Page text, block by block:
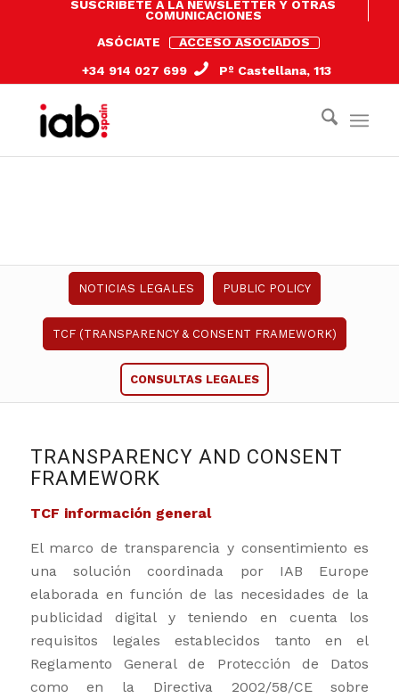
SUSCRÍBETE A LA NEWSLETTER Y OTRAS
COMUNICACIONES
ASÓCIATE
ACCESO ASOCIADOS
+34 914 027 699
Pº Castellana, 113
POLICY FOR BUSINESS
NOTICIAS LEGALES PUBLIC POLICY
TCF (TRANSPARENCY & CONSENT FRAMEWORK)
CONSULTAS LEGALES
TRANSPARENCY AND CONSENT
FRAMEWORK
TCF información general
El marco de transparencia y consentimiento es
una solución coordinada por IAB Europe
elaborada en función de las necesidades de la
publicidad digital y teniendo en cuenta los
requisitos legales establecidos tanto en el
Reglamento General de Protección de Datos
como en la Directiva 2002/58/CE sobre